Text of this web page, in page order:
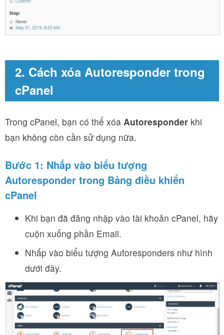
2. Cách xóa Autoresponder trong
cPanel
Trong cPanel, bạn có thể xóa Autoresponder khi
bạn không còn cần sử dụng nữa.
Bước 1: Nhấp vào biểu tượng
Autoresponder trong Bảng điều khiển
cPanel
Khi bạn đã đăng nhập vào tài khoản cPanel, hãy
cuộn xuống phần Email.
Nhấp vào biểu tượng Autoresponders như hình
dưới đây.